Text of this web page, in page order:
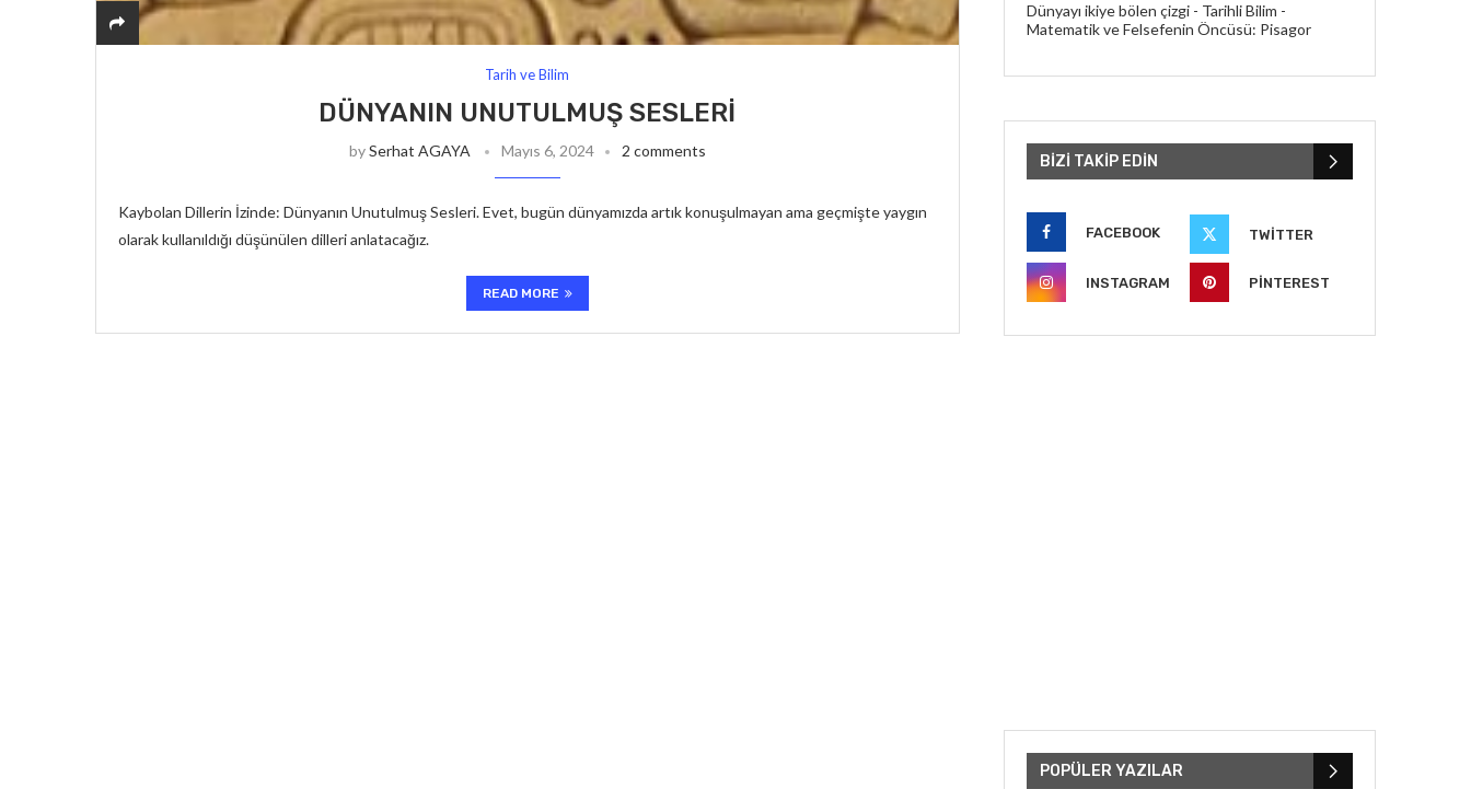
Tarih ve Bilim
DÜNYANIN UNUTULMUŞ SESLERI
bySerhat AGAYA Mayıs 6, 2024 2 comments
Kaybolan Dillerin İzinde: Dünyanın Unutulmuş Sesleri. Evet, bugün dünyamızda artık konuşulmayan ama geçmişte yaygın
olarak kullanıldığı düşünülen dilleri anlatacağız.
READ MORE
Dünyayı ikiye bölen çizgi - Tarihli Bilim -
Matematik ve Felsefenin Öncüsü: Pisagor
BIZI TAKIP EDIN
FACEBOOK TWITTER
INSTAGRAM PINTEREST
POPÜLER YAZILAR